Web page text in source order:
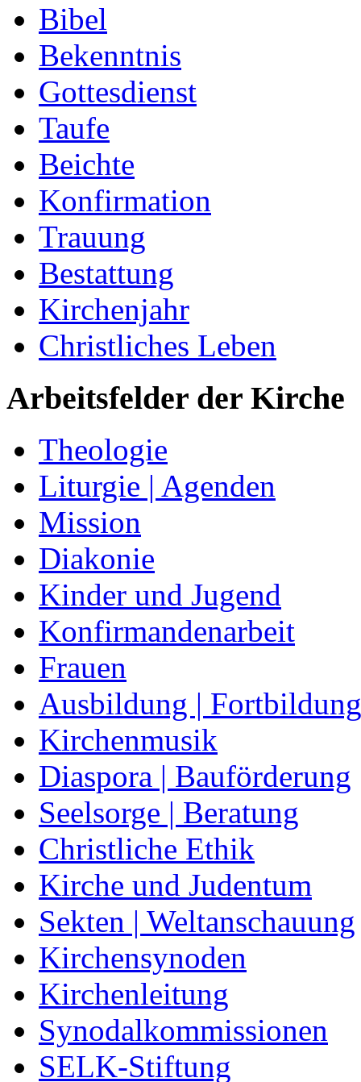
Bibel
Bekenntnis
Gottesdienst
Taufe
Beichte
Konfirmation
Trauung
Bestattung
Kirchenjahr
Christliches Leben
Arbeitsfelder der Kirche
Theologie
Liturgie | Agenden
Mission
Diakonie
Kinder und Jugend
Konfirmandenarbeit
Frauen
Ausbildung | Fortbildung
Kirchenmusik
Diaspora | Bauförderung
Seelsorge | Beratung
Christliche Ethik
Kirche und Judentum
Sekten | Weltanschauung
Kirchensynoden
Kirchenleitung
Synodalkommissionen
SELK-Stiftung